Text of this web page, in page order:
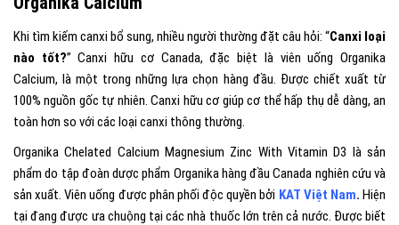
Khi tìm kiếm canxi bổ sung, nhiều người thường đặt câu hỏi: “Canxi loại
nào tốt?” Canxi hữu cơ Canada, đặc biệt là viên uống Organika
Calcium, là một trong những lựa chọn hàng đầu. Được chiết xuất từ
100% nguồn gốc tự nhiên. Canxi hữu cơ giúp cơ thể hấp thụ dễ dàng, an
toàn hơn so với các loại canxi thông thường.
Organika Chelated Calcium Magnesium Zinc With Vitamin D3 là sản
phẩm do tập đoàn dược phẩm Organika hàng đầu Canada nghiên cứu và
sản xuất. Viên uống được phân phối độc quyền bởi KAT Việt Nam.Hiện
tại đang được ưa chuộng tại các nhà thuốc lớn trên cả nước. Được biết